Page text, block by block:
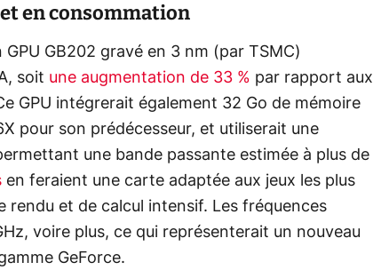
en consommation
GPU GB202 gravé en 3 nm (par TSMC)
soit une augmentation de 33 % par rapport aux
GPU intégrerait également 32 Go de mémoire
pour son prédécesseur, et utiliserait une
une bande passante estimée à plus de
en feraient une carte adaptée aux jeux les plus
rendu et de calcul intensif. Les fréquences
voire plus, ce qui représenterait un nouveau
GeForce.